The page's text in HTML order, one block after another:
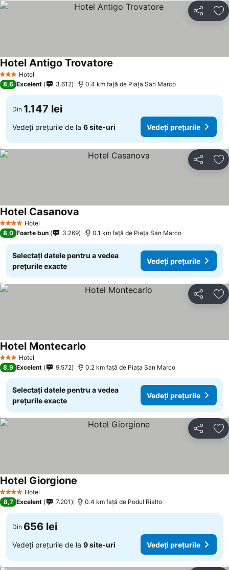
Distribuiți
3 SteleHotel
Hotel Antigo Trovatore
8,6 Excelent 3.612 0.4 km faţă de Piaţa San Marco
Din 1.147 lei
Vedeți prețurile de la 6 site-uri Vedeți prețurile
Distribuiți
4 Stele Hotel
Hotel Casanova
8,0 Foarte bun 3.269 0.1 km faţă de Piaţa San Marco
Selectați datele pentru a vedea
prețurile exacte
Vedeți prețurile
Distribuiți
3 SteleHotel
Hotel Montecarlo
8,9 Excelent 9.572 0.2 km faţă de Piaţa San Marco
Selectați datele pentru a vedea
prețurile exacte
Vedeți prețurile
Distribuiți
4 Stele Hotel
Hotel Giorgione
8,7 Excelent 7.201 0.4 km faţă de Podul Rialto
Din 656 lei
Vedeți prețurile de la 9 site-uri Vedeți prețurile